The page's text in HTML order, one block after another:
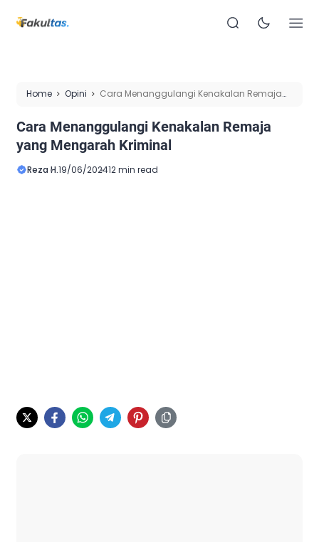
Home Opini
Cara Menanggulangi Kenakalan Remaja
Cara Menanggulangi Kenakalan Remaja
yang Mengarah Kriminal
Reza H.19/06/202412 min read